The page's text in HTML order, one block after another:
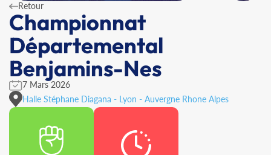
Retour
Championnat
Départemental
Benjamins-Nes
7 Mars 2026
Halle Stéphane Diagana - Lyon - Auvergne Rhone Alpes